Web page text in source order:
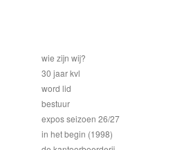
wie zijn wij?
30 jaar kvl
word lid
bestuur
expos seizoen 26/27
in het begin (1998)